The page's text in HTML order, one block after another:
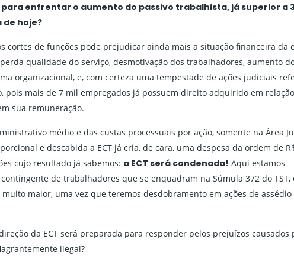
para enfrentar o aumento do passivo trabalhista, já superior a
de hoje?
cortes de funções pode prejudicar ainda mais a situação financeira da
qualidade do serviço, desmotivação dos trabalhadores, aumento
organizacional, e, com certeza uma tempestade de ações judiciais
pois mais de 7 mil empregados já possuem direito adquirido em
sua remuneração.
médio e das custas processuais por ação, somente na Área
e descabida a ECT já cria, de cara, uma despesa da ordem de
cujo resultado já sabemos: a ECT será condenada! Aqui estamos
de trabalhadores que se enquadram na Súmula 372 do TST,
maior, uma vez que teremos desdobramento em ações de assédio
da ECT será preparada para responder pelos prejuízos causados
ilegal?